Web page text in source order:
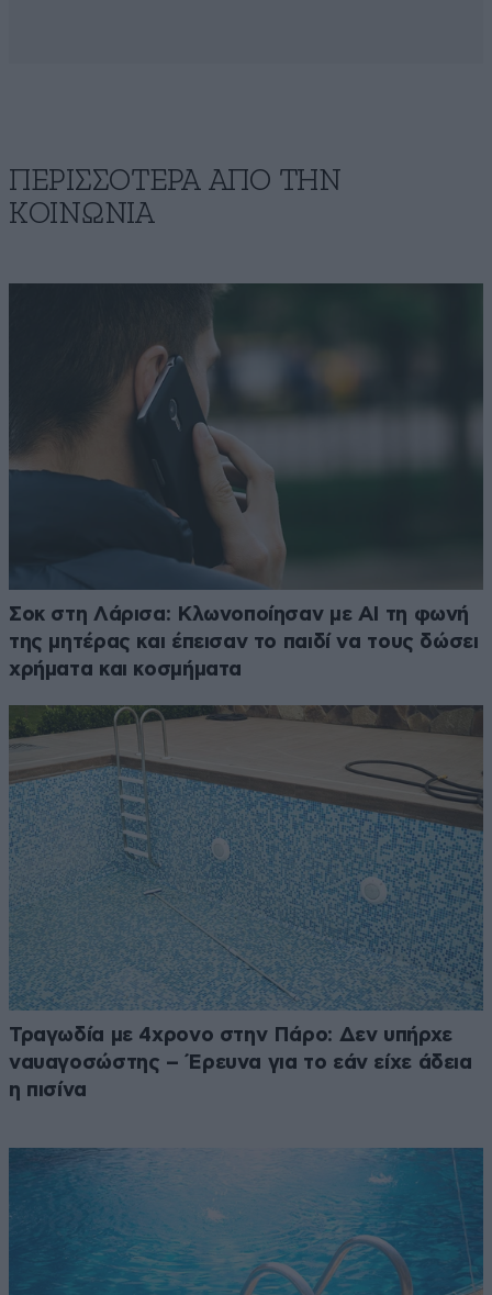
ΠΕΡΙΣΣΟΤΕΡΑ ΑΠΟ ΤΗΝ
ΚΟΙΝΩΝΙΑ
Σοκ στη Λάρισα: Κλωνοποίησαν με AI τη φωνή
της μητέρας και έπεισαν το παιδί να τους δώσει
χρήματα και κοσμήματα
Τραγωδία με 4χρονο στην Πάρο: Δεν υπήρχε
ναυαγοσώστης – Έρευνα για το εάν είχε άδεια
η πισίνα